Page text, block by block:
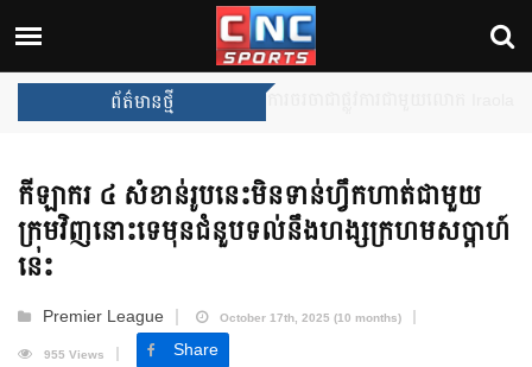
ព័ត៌មានថ្មី
កីឡាករ ៤ សំខាន់រូបនេះមិនទាន់ហ្វឹកហាត់ជាមួយ
ក្រុមវិញនោះទេមុនជំនួបទល់នឹងហង្សក្រហមសប្ដាហ៍
នេះ
Premier League
October 17th, 2025 (10 months)
955 Views
Share